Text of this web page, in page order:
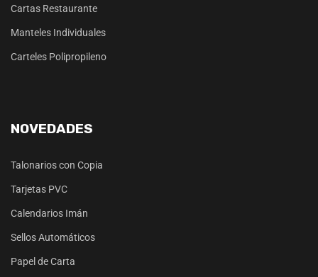
Cartas Restaurante
Manteles Individuales
Carteles Polipropileno
NOVEDADES
Talonarios con Copia
Tarjetas PVC
Calendarios Imán
Sellos Automáticos
Papel de Carta